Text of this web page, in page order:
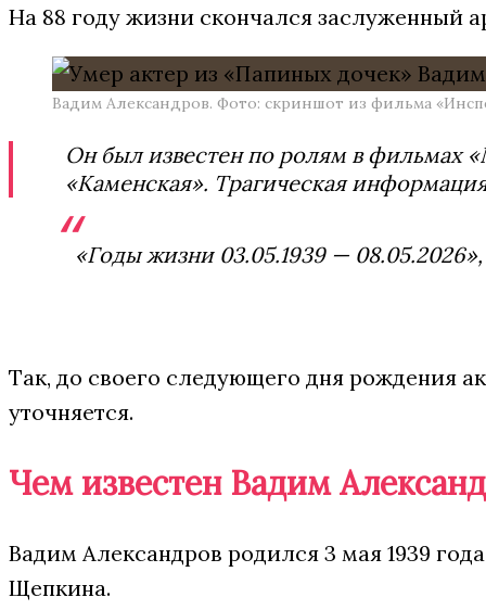
На 88 году жизни скончался заслуженный
Вадим Александров. Фото: скриншот из фильма
Он был известен по ролям в фильмах
«Каменская». Трагическая
«Годы жизни 03.05.1939 — 08.05.2026»,
Так, до своего следующего дня рождения
уточняется.
Чем известен Вадим
Вадим Александров родился 3 мая 1939
Щепкина.